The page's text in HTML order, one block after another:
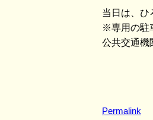
当日は、ひ
※専用の駐
公共交通機
Permalink